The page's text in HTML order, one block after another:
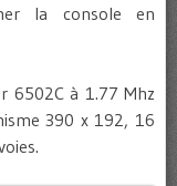
la console en
6502C à 1.77 Mhz
390 x 192, 16